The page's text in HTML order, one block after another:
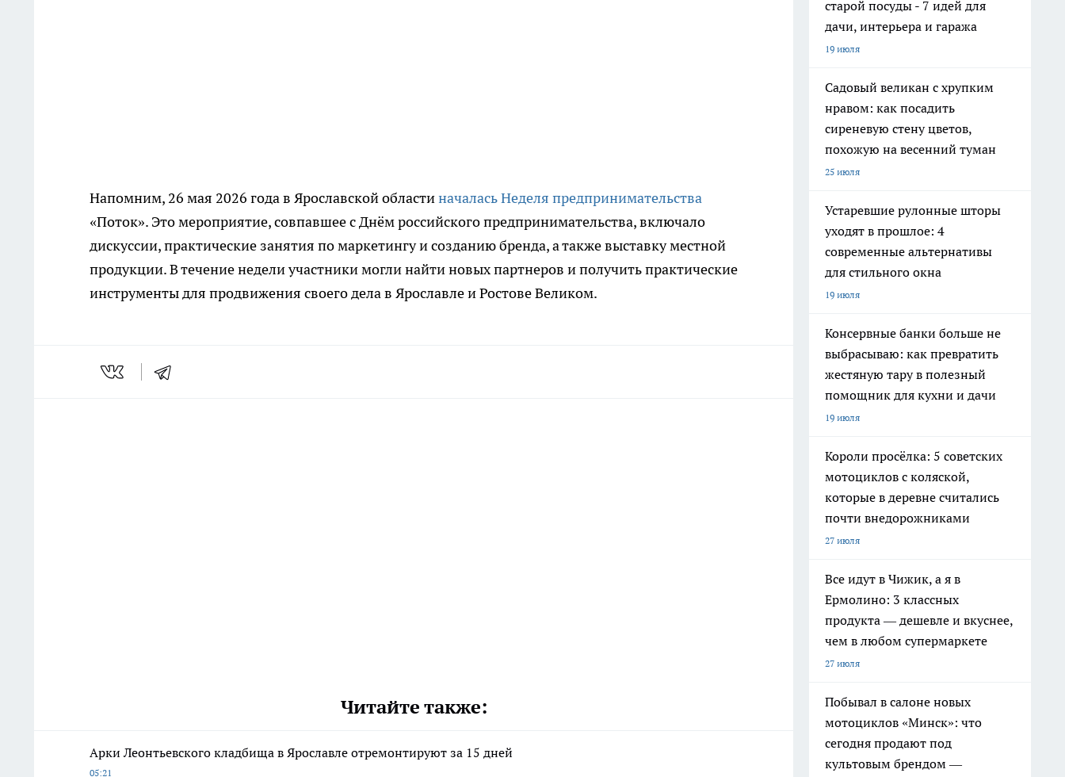
Напомним, 26 мая 2026 года в Ярославской областиначалась Неделя предпринимательства
«Поток». Это мероприятие, совпавшее с Днём российского предпринимательства, включало
дискуссии, практические занятия по маркетингу и созданию бренда, а также выставку местной
продукции. В течение недели участники могли найти новых партнеров и получить практические
инструменты для продвижения своего дела в Ярославле и Ростове Великом.
Читайте также:
Арки Леонтьевского кладбища в Ярославле отремонтируют за 15 дней
05:21
старой посуды - 7 идей для
дачи, интерьера и гаража
19 июля
Садовый великан с хрупким
нравом: как посадить
сиреневую стену цветов,
похожую на весенний туман
25 июля
Устаревшие рулонные шторы
уходят в прошлое: 4
современные альтернативы
для стильного окна
19 июля
Консервные банки больше не
выбрасываю: как превратить
жестяную тару в полезный
помощник для кухни и дачи
19 июля
Короли просёлка: 5 советских
мотоциклов с коляской,
которые в деревне считались
почти внедорожниками
27 июля
Все идут в Чижик, а я в
Ермолино: 3 классных
продукта — дешевле и вкуснее,
чем в любом супермаркете
27 июля
Побывал в салоне новых
мотоциклов «Минск»: что
сегодня продают под
культовым брендом —